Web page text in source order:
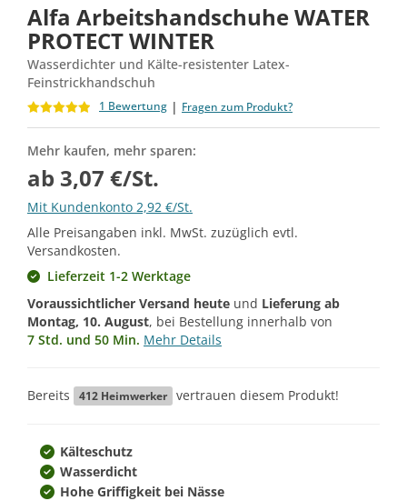
Alfa Arbeitshandschuhe WATER
PROTECT WINTER
Wasserdichter und Kälte-resistenter Latex-
Feinstrickhandschuh
1 Bewertung | Fragen zum Produkt?
Mehr kaufen, mehr sparen:
ab 3,07 €/St.
Mit Kundenkonto 2,92 €/St.
Alle Preisangaben inkl. MwSt. zuzüglich evtl.
Versandkosten.
Lieferzeit 1-2 Werktage
Voraussichtlicher Versand heute und Lieferung ab
Montag, 10. August, bei Bestellung innerhalb von
7 Std. und 50 Min. Mehr Details
Bereits 412 Heimwerker vertrauen diesem Produkt!
Kälteschutz
Wasserdicht
Hohe Griffigkeit bei Nässe